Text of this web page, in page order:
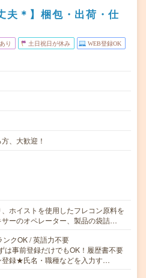
夫＊】梱包・出荷・仕
り 土日祝日が休み WEB登録OK
、大歓迎！
、ホイストを使用したフレコン原料を
サーのオペレーター、製品の袋詰…
クOK / 英語力不要
事前登録だけでもOK！履歴書不要
登録★氏名・職種などを入力す…